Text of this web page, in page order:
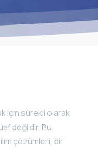
için sürekli olarak
değildir. Bu
çözümleri, bir